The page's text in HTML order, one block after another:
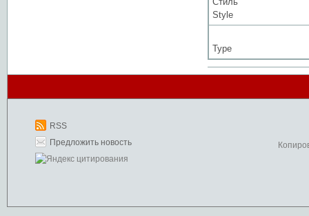
Style
Type
RSS
Предложить новость